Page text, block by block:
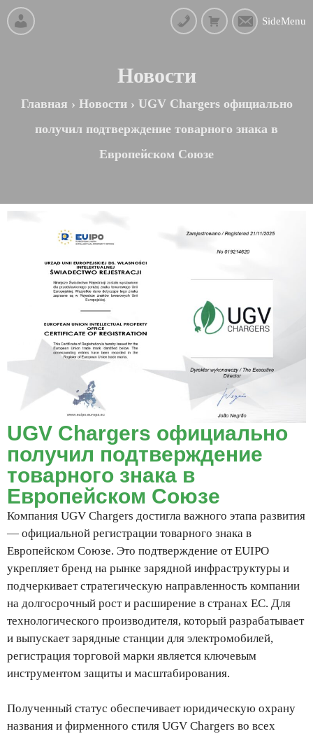
SideMenu
Новости
Главная › Новости› UGV Chargers официально
получил подтверждение товарного знака в
Европейском Союзе
UGV Chargers официально
получил подтверждение
товарного знака в
Европейском Союзе
Компания UGV Chargers достигла важного этапа развития
— официальной регистрации товарного знака в
Европейском Союзе. Это подтверждение от EUIPO
укрепляет бренд на рынке зарядной инфраструктуры и
подчеркивает стратегическую направленность компании
на долгосрочный рост и расширение в странах ЕС. Для
технологического производителя, который разрабатывает
и выпускает зарядные станции для электромобилей,
регистрация торговой марки является ключевым
инструментом защиты и масштабирования.
Полученный статус обеспечивает юридическую охрану
названия и фирменного стиля UGV Chargers во всех